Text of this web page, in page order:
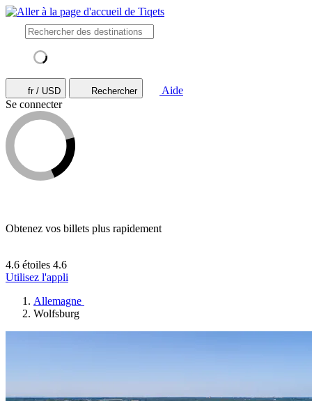
fr / USD Rechercher
Aide
Se connecter
Obtenez vos billets plus rapidement
4.6 étoiles 4.6
Utilisez l'appli
Allemagne
Wolfsburg